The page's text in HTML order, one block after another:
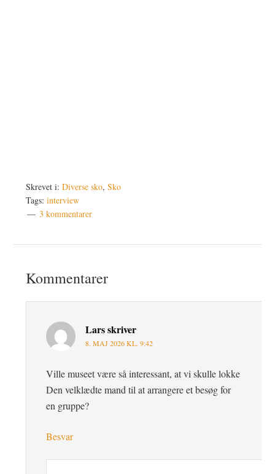
Skrevet i:Diverse sko,Sko
Tags:interview
3 kommentarer
Kommentarer
Larsskriver
8. MAJ 2026 KL. 9:42
Ville museet være så interessant, at vi skulle lokke
Den velklædte mand til at arrangere et besøg for
en gruppe?
Besvar